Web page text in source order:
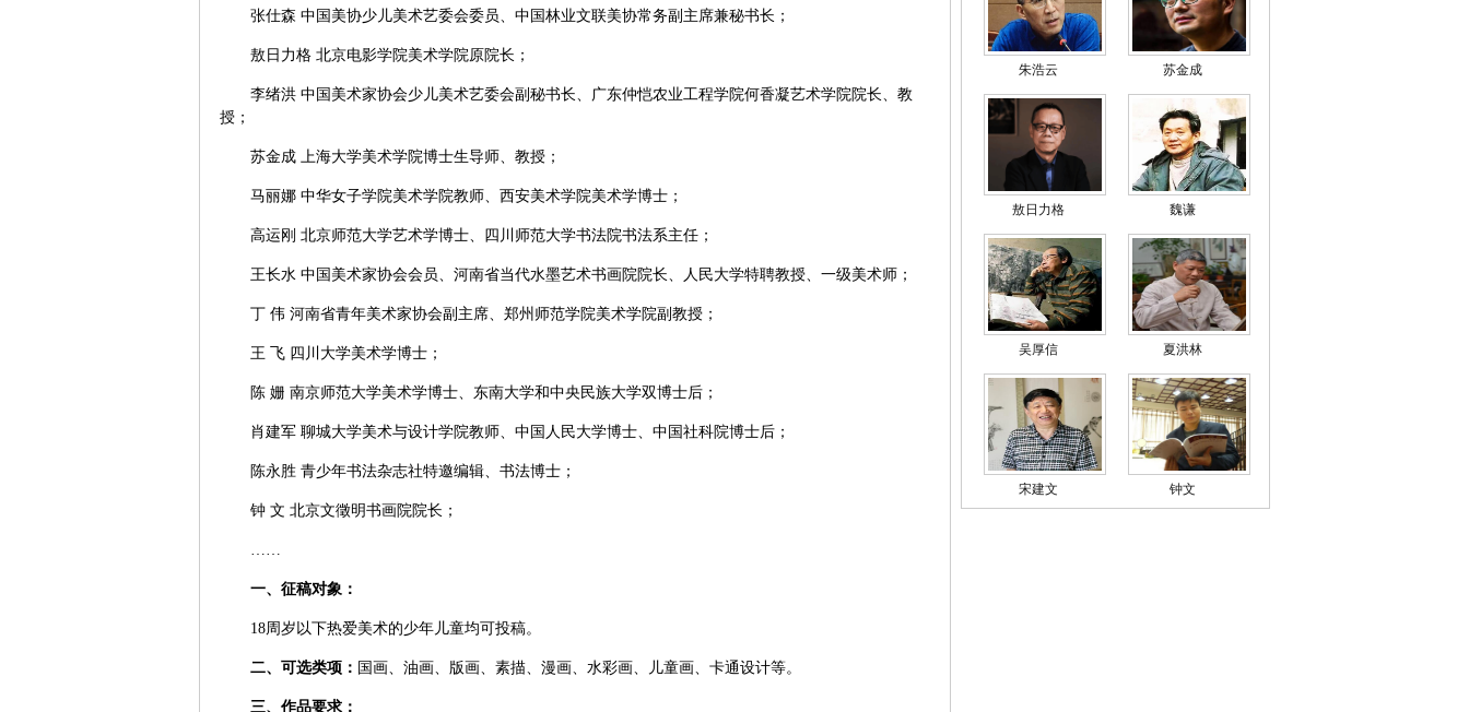
张仕森 中国美协少儿美术艺委会委员、中国林业文联美协常务副主席兼秘书长；
敖日力格 北京电影学院美术学院原院长；
李绪洪 中国美术家协会少儿美术艺委会副秘书长、广东仲恺农业工程学院何香凝艺术学院院长、教
授；
苏金成 上海大学美术学院博士生导师、教授；
马丽娜 中华女子学院美术学院教师、西安美术学院美术学博士；
高运刚 北京师范大学艺术学博士、四川师范大学书法院书法系主任；
王长水 中国美术家协会会员、河南省当代水墨艺术书画院院长、人民大学特聘教授、一级美术师；
丁 伟 河南省青年美术家协会副主席、郑州师范学院美术学院副教授；
王 飞 四川大学美术学博士；
陈 姗 南京师范大学美术学博士、东南大学和中央民族大学双博士后；
肖建军 聊城大学美术与设计学院教师、中国人民大学博士、中国社科院博士后；
陈永胜 青少年书法杂志社特邀编辑、书法博士；
钟 文 北京文徵明书画院院长；
……
一、征稿对象：
18周岁以下热爱美术的少年儿童均可投稿。
二、可选类项： 国画、油画、版画、素描、漫画、水彩画、儿童画、卡通设计等。
三、作品要求：
朱浩云 苏金成
敖日力格 魏谦
吴厚信 夏洪林
宋建文 钟文